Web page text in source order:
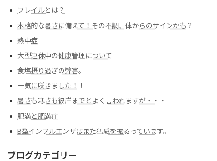
フレイルとは？
本格的な暑さに備えて！その不調、体からのサインかも？
熱中症
大型連休中の健康管理について
食塩摂り過ぎの弊害。
一気に咲きました！！
暑さも寒さも彼岸までとよく言われますが・・・
肥満と肥満症
B型インフルエンザはまた猛威を振るっています。
ブログカテゴリー